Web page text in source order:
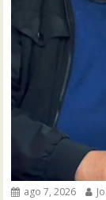
ago 7, 2026